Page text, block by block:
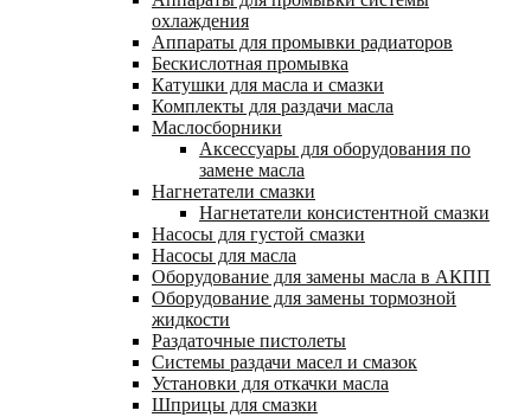
охлаждения
Аппараты для промывки радиаторов
Бескислотная промывка
Катушки для масла и смазки
Комплекты для раздачи масла
Маслосборники
Аксессуары для оборудования по
замене масла
Нагнетатели смазки
Нагнетатели консистентной смазки
Насосы для густой смазки
Насосы для масла
Оборудование для замены масла в АКПП
Оборудование для замены тормозной
жидкости
Раздаточные пистолеты
Системы раздачи масел и смазок
Установки для откачки масла
Шприцы для смазки